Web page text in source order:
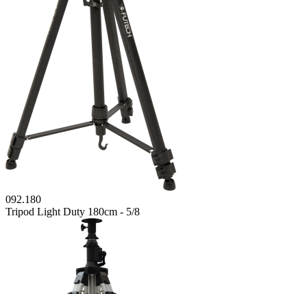
092.180
Tripod Light Duty 180cm - 5/8